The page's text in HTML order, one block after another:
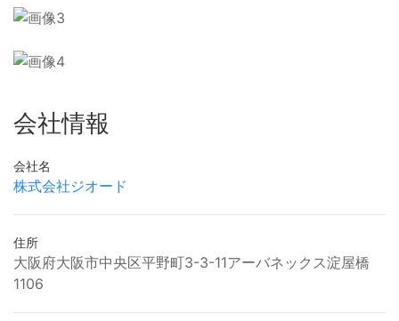
会社情報
会社名
株式会社ジオード
住所
大阪府大阪市中央区平野町3-3-11アーバネックス淀屋橋
1106